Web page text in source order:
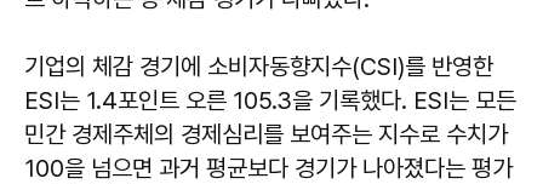
기업의 체감 경기에 소비자동향지수(CSI)를 반영한
ESI는 1.4포인트 오른 105.3을 기록했다. ESI는 모든
민간 경제주체의 경제심리를 보여주는 지수로 수치가
100을 넘으면 과거 평균보다 경기가 나아졌다는 평가